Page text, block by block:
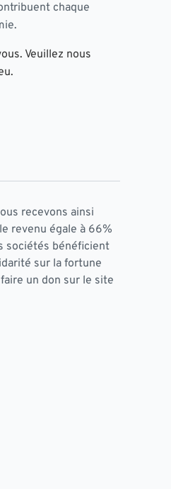
chaque
Veuillez nous
recevons ainsi
revenu égale à 66%
sociétés bénéficient
sur la fortune
un don sur le site